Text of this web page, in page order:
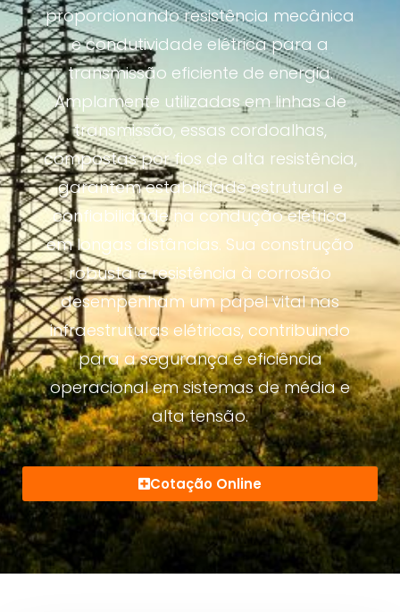
proporcionando resistência mecânica
e condutividade elétrica para a
transmissão eficiente de energia.
Amplamente utilizadas em linhas de
transmissão, essas cordoalhas,
compostas por fios de alta resistência,
garantem estabilidade estrutural e
confiabilidade na condução elétrica
em longas distâncias. Sua construção
robusta e resistência à corrosão
desempenham um papel vital nas
infraestruturas elétricas, contribuindo
para a segurança e eficiência
operacional em sistemas de média e
alta tensão.
Cotação Online